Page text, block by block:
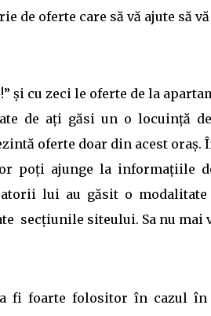
de oferte care să vă ajute să vă
şi cu zeci le oferte de la
de aţi găsi un o locuinţă
oferte doar din acest oraş.
poţi ajunge la informaţiile
lui au găsit o modalitate
secţiunile site­ului. Sa nu mai
fi foarte folositor în cazul